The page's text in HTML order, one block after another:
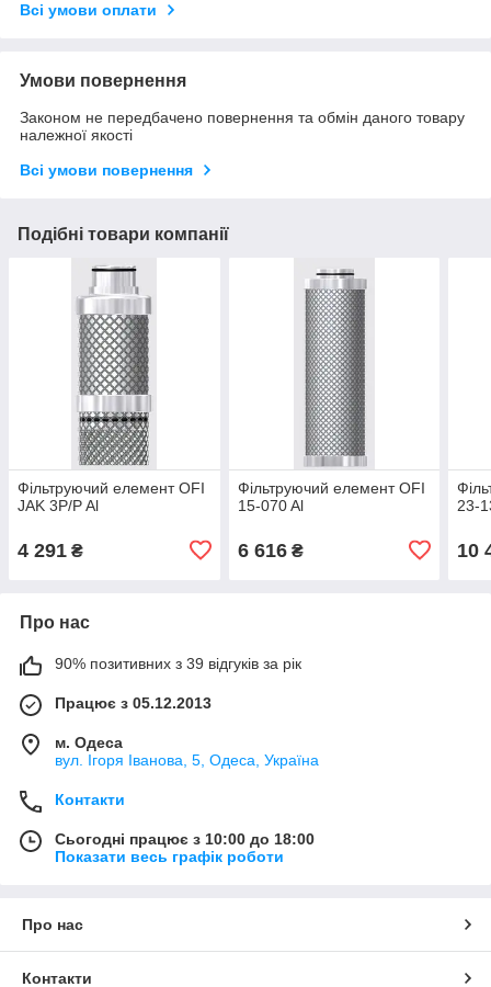
Всі умови оплати
Умови повернення
Законом не передбачено повернення та обмін даного товару
належної якості
Всі умови повернення
Подібні товари компанії
Фільтруючий елемент OFI
JAK 3P/P Al
4 291 ₴
Фільтруючий елемент OFI
15-070 Al
6 616₴
23-
10
Про нас
90% позитивних з 39 відгуків за рік
Працює з 05.12.2013
м. Одеса
вул. Ігоря Іванова, 5, Одеса, Україна
Контакти
Сьогодні працює з 10:00 до 18:00
Показати весь графік роботи
Про нас
Контакти